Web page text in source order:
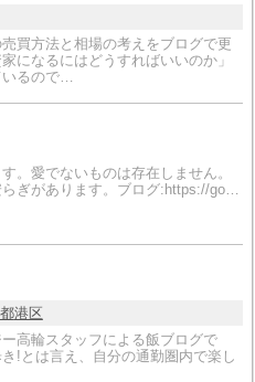
買方法と相場の考えをブログで更
になるにはどうすればいいのか」
るので…
。愛でないものは存在しません。
ぎがあります。ブログ:https://go…
港区
高輪スタッフによる飯ブログで
!とは言え、自分の通勤圏内で楽し